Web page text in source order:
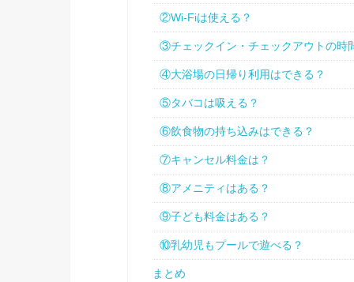
②Wi-Fiは使える？
③チェックイン・チェックアウトの時
④大浴場の日帰り利用はできる？
⑤タバコは吸える？
⑥飲食物の持ち込みはできる？
⑦キャンセル料金は？
⑧アメニティはある？
⑨子ども料金はある？
⑩乳幼児もプールで遊べる？
まとめ